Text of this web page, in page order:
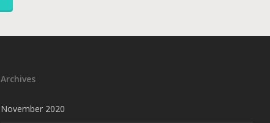
Archives
November 2020